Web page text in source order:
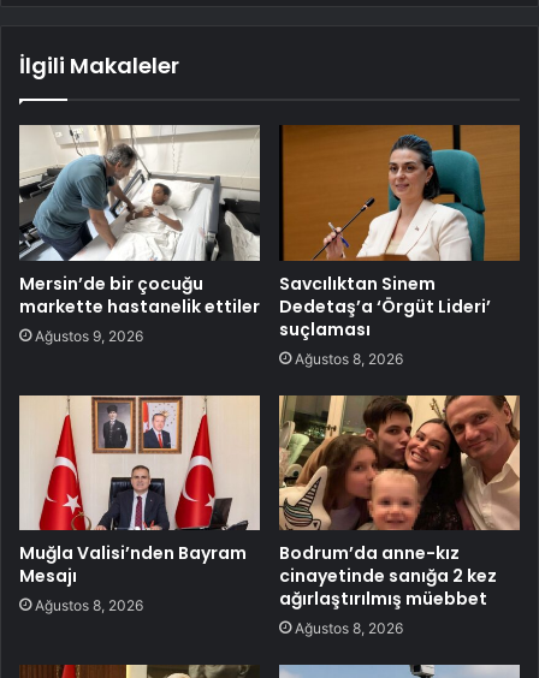
İlgili Makaleler
Mersin’de bir çocuğu
markette hastanelik ettiler
Ağustos 9, 2026
Savcılıktan Sinem
Dedetaş’a ‘Örgüt Lideri’
suçlaması
Ağustos 8, 2026
Muğla Valisi’nden Bayram
Mesajı
Ağustos 8, 2026
Bodrum’da anne-kız
cinayetinde sanığa 2 kez
ağırlaştırılmış müebbet
Ağustos 8, 2026